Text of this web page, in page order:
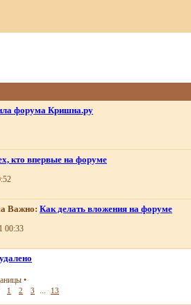
форума Кришна.ру
кто впервые на форуме
Важно: Как делать вложения на форуме
00:33
•
1 2 3 13